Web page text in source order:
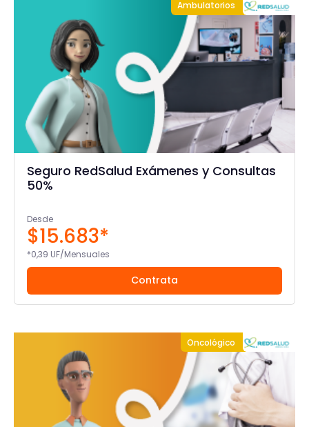
Ambulatorios
Seguro RedSalud Exámenes y Consultas
50%
Desde
$15.683*
*0,39 UF/Mensuales
Contrata
Oncológico